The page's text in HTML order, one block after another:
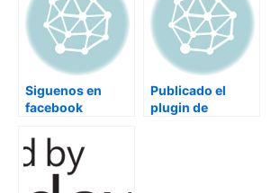
Siguenos en
facebook
Publicado el
plugin de